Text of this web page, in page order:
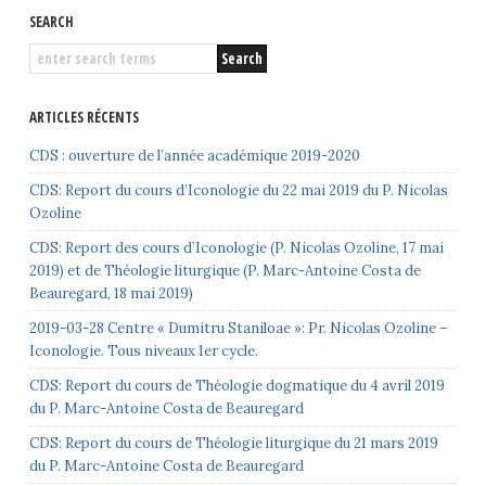
SEARCH
ARTICLES RÉCENTS
CDS : ouverture de l’année académique 2019-2020
CDS: Report du cours d’Iconologie du 22 mai 2019 du P. Nicolas
Ozoline
CDS: Report des cours d’Iconologie (P. Nicolas Ozoline, 17 mai
2019) et de Théologie liturgique (P. Marc-Antoine Costa de
Beauregard, 18 mai 2019)
2019-03-28 Centre « Dumitru Staniloae »: Pr. Nicolas Ozoline –
Iconologie. Tous niveaux 1er cycle.
CDS: Report du cours de Théologie dogmatique du 4 avril 2019
du P. Marc-Antoine Costa de Beauregard
CDS: Report du cours de Théologie liturgique du 21 mars 2019
du P. Marc-Antoine Costa de Beauregard